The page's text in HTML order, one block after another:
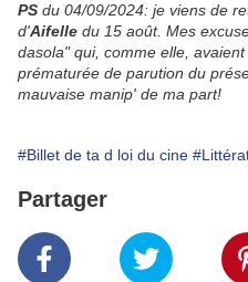
PS du 04/09/2024: je viens de
d'Aifelle du 15 août. Mes
dasola" qui, comme elle,
prématurée de parution du
mauvaise manip' de ma part!
#Billet de ta d loi du cine
Partager